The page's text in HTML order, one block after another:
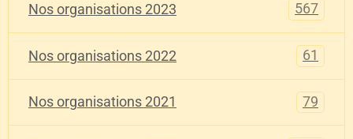
Nos organisations 2023 567
Nos organisations 2022 61
Nos organisations 2021 79